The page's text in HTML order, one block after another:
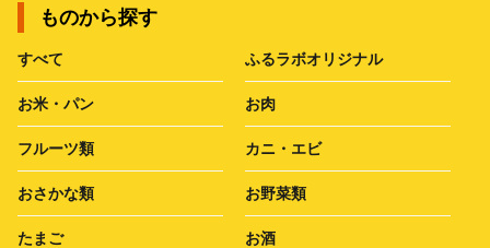
ものから探す
すべて ふるラボオリジナル
お米・パン お肉
フルーツ類 カニ・エビ
おさかな類 お野菜類
たまご お酒